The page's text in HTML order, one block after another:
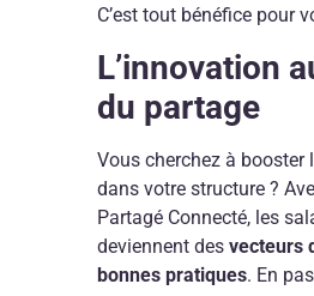
C’est tout bénéfice pour
L’innovation
du partage
Vous cherchez à booster
dans votre structure ?
Partagé Connecté, les
deviennent desvecteurs
bonnes pratiques. En